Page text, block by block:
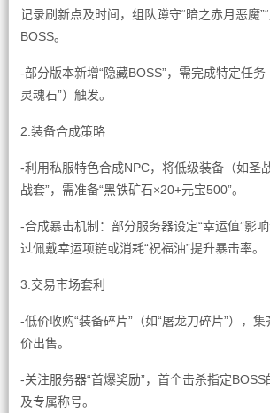
记录刷新点及时间，组队蹲守“暗之赤月恶魔
BOSS。
-部分版本新增“隐藏BOSS”，需完成特定任
灵魂石”）触发。
2.装备合成策略
-利用私服特色合成NPC，将低级装备（如圣
战套”，需准备“黑铁矿石×20+元宝500”。
-合成暴击机制：部分服务器设定“幸运值”影
过佩戴幸运项链或消耗“祝福油”提升暴击率。
3.交易市场套利
-低价收购“装备碎片”（如“屠龙刀碎片”），
价出售。
-关注服务器“首爆奖励”，首个击杀指定
及专属称号。